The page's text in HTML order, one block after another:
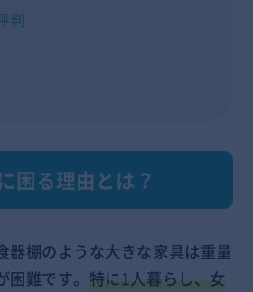
判
困る理由とは？
器棚のような大きな家具は重量
難です。 特に1人暮らし、女